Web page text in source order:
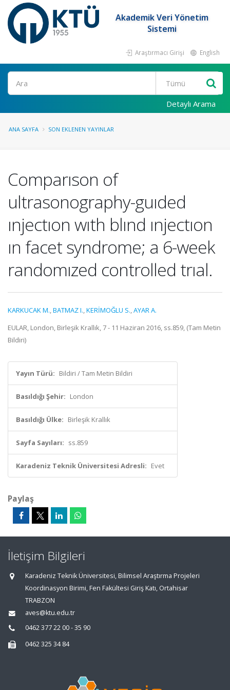
Akademik Veri Yönetim
Sistemi
Araştırmacı Girişi English
Ara
Detaylı Arama
ANA SAYFA SON EKLENEN YAYINLAR
Comparıson of
ultrasonography-guıded
ınjectıon wıth blınd ınjectıon
ın facet syndrome; a 6-week
randomızed controlled trıal.
KARKUCAK M.,BATMAZ I.,KERİMOĞLU S.,AYAR A.
EULAR, London, Birleşik Krallık, 7 - 11 Haziran 2016, ss.859, (Tam Metin
Bildiri)
Yayın Türü: Bildiri / Tam Metin Bildiri
Basıldığı Şehir: London
Basıldığı Ülke: Birleşik Krallık
Sayfa Sayıları: ss.859
Karadeniz Teknik Üniversitesi Adresli: Evet
Paylaş
İletişim Bilgileri
Karadeniz Teknik Üniversitesi, Bilimsel Araştırma Projeleri
Koordinasyon Birimi, Fen Fakültesi Giriş Katı, Ortahisar
TRABZON
aves@ktu.edu.tr
0462 377 22 00 - 35 90
0462 325 34 84